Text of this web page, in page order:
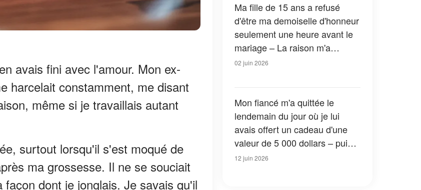
avais fini avec l'amour. Mon ex-
harcelait constamment, me disant
même si je travaillais autant
surtout lorsqu'il s'est moqué de
ma grossesse. Il ne se souciait
dont je jonglais. Je savais qu'il
Ma fille de 15 ans a refusé
d'être ma demoiselle d'honneur
seulement une heure avant le
mariage – La raison m'a
poussée à appeler la police
02 juin 2026
Mon fiancé m'a quittée le
lendemain du jour où je lui
avais offert un cadeau d'une
valeur de 5 000 dollars – puis
sa mère m'a appelée pour me
12 juin 2026